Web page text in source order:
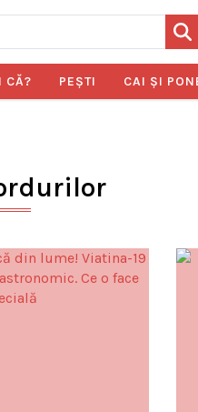
CĂ? PEŞTI CAI ŞI